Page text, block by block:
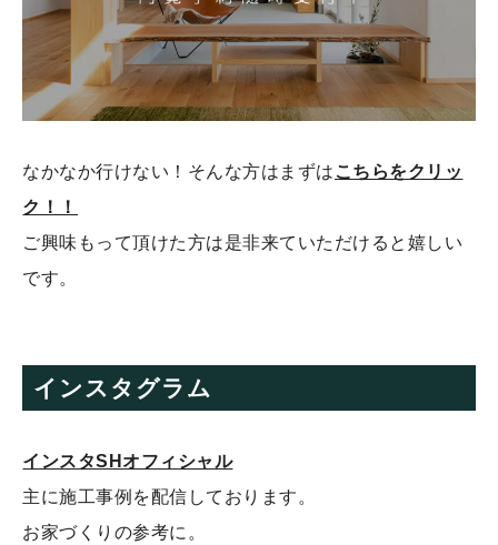
なかなか行けない！そんな方はまずは こちらをクリッ
ク！！
ご興味もって頂けた方は是非来ていただけると嬉しい
です。
インスタグラム
インスタSHオフィシャル
主に施工事例を配信しております。
お家づくりの参考に。